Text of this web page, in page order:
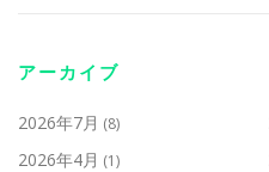
アーカイブ
2026年7月 (8)
2026年4月 (1)